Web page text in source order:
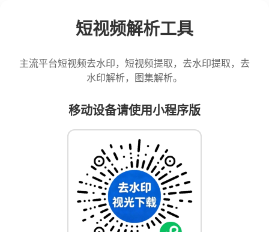
短视频解析工具
主流平台短视频去水印，短视频提取，去水印提取，去
水印解析，图集解析。
移动设备请使用小程序版